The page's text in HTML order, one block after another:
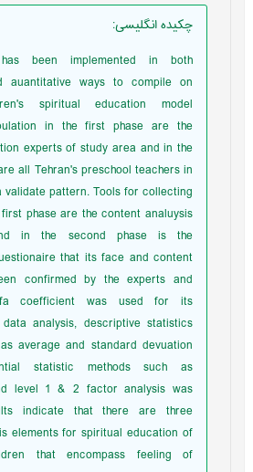
چکیده انگلیسی:
been implemented in both
auantitative ways to compile on
spiritual education model
in the first phase are the
experts of study area and in the
all Tehran's preschool teachers in
validate pattern. Tools for collecting
phase are the content analuysis
in the second phase is the
that its face and content
confirmed by the experts and
coefficient was used for its
analysis, descriptive statistics
average and standard devuation
statistic methods such as
level 1 & 2 factor analysis was
indicate that there are three
elements for spiritual education of
that encompass feeling of